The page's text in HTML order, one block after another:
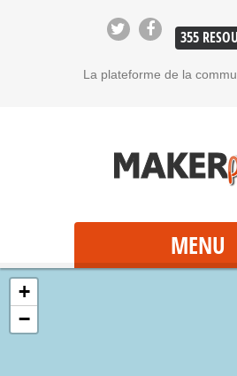
355
La plateforme de la
MENU
+
−